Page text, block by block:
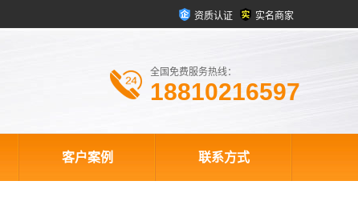
资质认证 实名商家
全国免费服务热线：
18810216597
客户案例 联系方式